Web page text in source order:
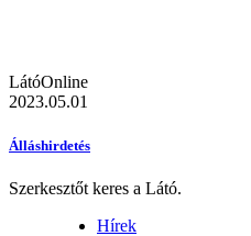
LátóOnline
2023.05.01
Álláshirdetés
Szerkesztőt keres a Látó.
Hírek